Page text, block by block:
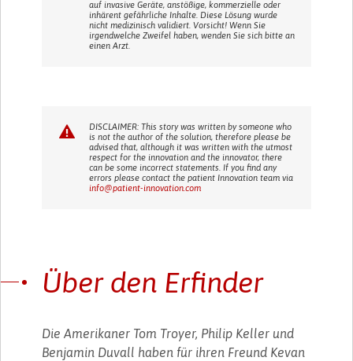
auf invasive Geräte, anstößige, kommerzielle oder
inhärent gefährliche Inhalte. Diese Lösung wurde
nicht medizinisch validiert. Vorsicht! Wenn Sie
irgendwelche Zweifel haben, wenden Sie sich bitte an
einen Arzt.
DISCLAIMER: This story was written by someone who
is not the author of the solution, therefore please be
advised that, although it was written with the utmost
respect for the innovation and the innovator, there
can be some incorrect statements. If you find any
errors please contact the patient Innovation team via
info@patient-innovation.com
Über den Erfinder
Die Amerikaner Tom Troyer, Philip Keller und
Benjamin Duvall haben für ihren Freund Kevan